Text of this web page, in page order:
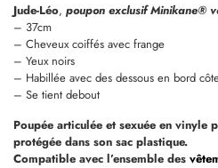
Jude-Léo, poupon exclusif Minikane®
– 37cm
– Cheveux coiffés avec frange
– Yeux noirs
– Habillée avec des dessous en bord
– Se tient debout
Poupée articulée et sexuée en vinyle
protégée dans son sac plastique.
Compatible avec l’ensemble des